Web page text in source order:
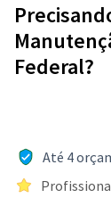
Federal?
Até 4